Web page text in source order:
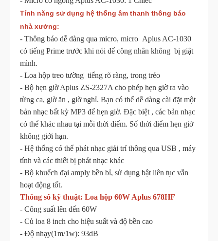
Tính năng sử dụng hệ thống âm thanh thông báo
nhà xưởng:
- Thông báo dễ dàng qua micro, micro Aplus AC-1030
có tiếng Prime trước khi nói để công nhân không bị giật
mình.
- Loa hộp treo tường tiếng rõ ràng, trong trẻo
- Bộ hẹn giờ Aplus ZS-2327A cho phép hẹn giờ ra vào
từng ca, giờ ăn , giờ nghỉ. Bạn có thể dễ dàng cài đặt một
bản nhạc bất kỳ MP3 để hẹn giờ. Đặc biệt , các bản nhạc
có thể khác nhau tại mỗi thời điểm. Số thời điểm hẹn giờ
không giới hạn.
- Hệ thống có thể phát nhạc giải trí thông qua USB , máy
tính và các thiết bị phát nhạc khác
- Bộ khuếch đại amply bền bỉ, sử dụng bật liên tục vẫn
hoạt động tốt.
Thông số kỹ thuật: Loa hộp 60W Aplus 678HF
- Công suất lên đến 60W
- Củ loa 8 inch cho hiệu suất và độ bền cao
- Độ nhạy(1m/1w): 93dB